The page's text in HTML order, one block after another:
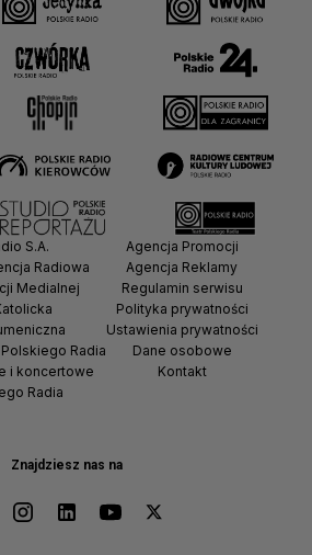
Znajdziesz nas na
S.A.
Radiowa
Medialnej
Radia
i koncertowe
Radia
Agencja Promocji
Agencja Reklamy
Regulamin serwisu
Polityka prywatności
Ustawienia prywatności
Dane osobowe
Kontakt